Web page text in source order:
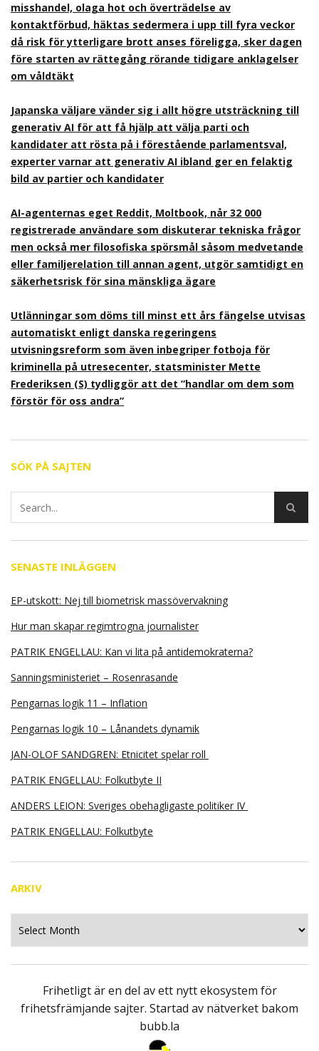
misshandel, olaga hot och överträdelse av
kontaktförbud, häktas sedermera i upp till fyra veckor
då risk för ytterligare brott anses föreligga, sker dagen
före starten av rättegång rörande tidigare anklagelser
om våldtäkt
Japanska väljare vänder sig i allt högre utsträckning till
generativ AI för att få hjälp att välja parti och
kandidater att rösta på i förestående parlamentsval,
experter varnar att generativ AI ibland ger en felaktig
bild av partier och kandidater
AI-agenternas eget Reddit, Moltbook, når 32 000
registrerade användare som diskuterar tekniska frågor
men också mer filosofiska spörsmål såsom medvetande
eller familjerelation till annan agent, utgör samtidigt en
säkerhetsrisk för sina mänskliga ägare
Utlänningar som döms till minst ett års fängelse utvisas
automatiskt enligt danska regeringens
utvisningsreform som även inbegriper fotboja för
kriminella på utresecenter, statsminister Mette
Frederiksen (S) tydliggör att det ”handlar om dem som
förstör för oss andra”
SÖK PÅ SAJTEN
SENASTE INLÄGGEN
EP-utskott: Nej till biometrisk massövervakning
Hur man skapar regimtrogna journalister
PATRIK ENGELLAU: Kan vi lita på antidemokraterna?
Sanningsministeriet – Rosenrasande
Pengarnas logik 11 – Inflation
Pengarnas logik 10 – Lånandets dynamik
JAN-OLOF SANDGREN: Etnicitet spelar roll
PATRIK ENGELLAU: Folkutbyte II
ANDERS LEION: Sveriges obehagligaste politiker IV
PATRIK ENGELLAU: Folkutbyte
ARKIV
Frihetligt är en del av ett nytt ekosystem för
frihetsfrämjande sajter. Startad av nätverket bakom
bubb.la